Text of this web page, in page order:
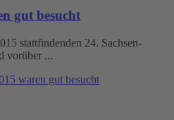
gut besucht
stattfindenden 24. Sachsen-
vorüber ...
waren gut besucht